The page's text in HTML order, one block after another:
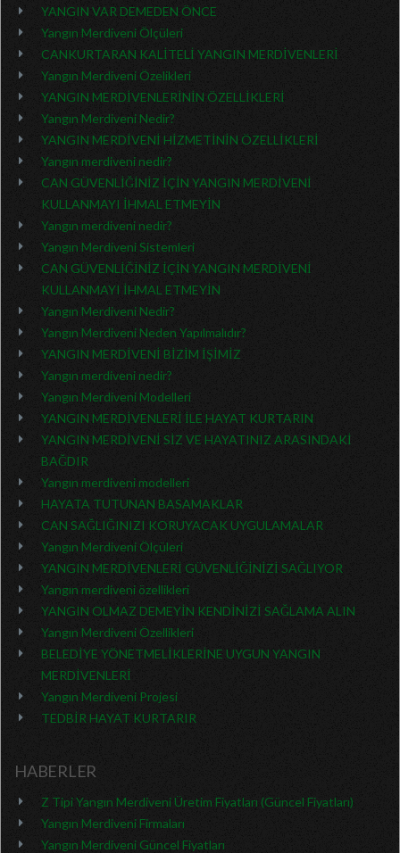
YANGIN VAR DEMEDEN ÖNCE
Yangın Merdiveni Ölçüleri
CANKURTARAN KALİTELİ YANGIN MERDİVENLERİ
Yangın Merdiveni Özelikleri
YANGIN MERDİVENLERİNİN ÖZELLİKLERİ
Yangın Merdiveni Nedir?
YANGIN MERDİVENİ HİZMETİNİN ÖZELLİKLERİ
Yangın merdiveni nedir?
CAN GÜVENLİĞİNİZ İÇİN YANGIN MERDİVENİ
KULLANMAYI İHMAL ETMEYİN
Yangın merdiveni nedir?
Yangın Merdiveni Sistemleri
CAN GÜVENLİĞİNİZ İÇİN YANGIN MERDİVENİ
KULLANMAYI İHMAL ETMEYİN
Yangın Merdiveni Nedir?
Yangın Merdiveni Neden Yapılmalıdır?
YANGIN MERDİVENİ BİZİM İŞİMİZ
Yangın merdiveni nedir?
Yangın Merdiveni Modelleri
YANGIN MERDİVENLERİ İLE HAYAT KURTARIN
YANGIN MERDİVENİ SİZ VE HAYATINIZ ARASINDAKİ
BAĞDIR
Yangın merdiveni modelleri
HAYATA TUTUNAN BASAMAKLAR
CAN SAĞLIĞINIZI KORUYACAK UYGULAMALAR
Yangın Merdiveni Ölçüleri
YANGIN MERDİVENLERİ GÜVENLİĞİNİZİ SAĞLIYOR
Yangın merdiveni özellikleri
YANGIN OLMAZ DEMEYİN KENDİNİZİ SAĞLAMA ALIN
Yangın Merdiveni Özellikleri
BELEDİYE YÖNETMELİKLERİNE UYGUN YANGIN
MERDİVENLERİ
Yangın Merdiveni Projesi
TEDBİR HAYAT KURTARIR
HABERLER
Z Tipi Yangın Merdiveni Üretim Fiyatları (Güncel Fiyatları)
Yangın Merdiveni Firmaları
Yangın Merdiveni Güncel Fiyatları